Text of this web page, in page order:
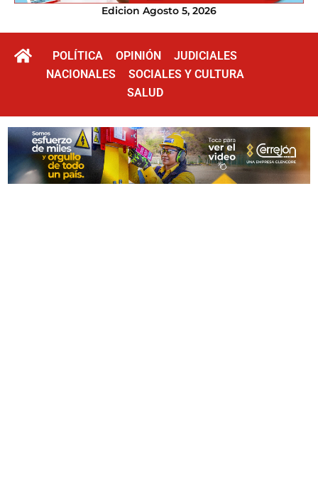
Edicion Agosto 5, 2026
POLÍTICA OPINIÓN
JUDICIALES
NACIONALES
SOCIALES Y CULTURA
SALUD